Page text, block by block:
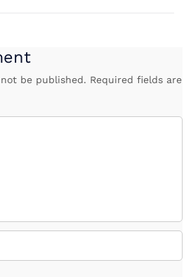
be published. Required fields are